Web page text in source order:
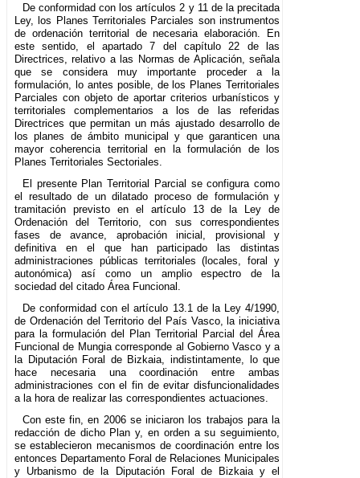
De conformidad con los artículos 2 y 11 de la precitada
Ley, los Planes Territoriales Parciales son instrumentos
de ordenación territorial de necesaria elaboración. En
este sentido, el apartado 7 del capítulo 22 de las
Directrices, relativo a las Normas de Aplicación, señala
que se considera muy importante proceder a la
formulación, lo antes posible, de los Planes Territoriales
Parciales con objeto de aportar criterios urbanísticos y
territoriales complementarios a los de las referidas
Directrices que permitan un más ajustado desarrollo de
los planes de ámbito municipal y que garanticen una
mayor coherencia territorial en la formulación de los
Planes Territoriales Sectoriales.
El presente Plan Territorial Parcial se configura como
el resultado de un dilatado proceso de formulación y
tramitación previsto en el artículo 13 de la Ley de
Ordenación del Territorio, con sus correspondientes
fases de avance, aprobación inicial, provisional y
definitiva en el que han participado las distintas
administraciones públicas territoriales (locales, foral y
autonómica) así como un amplio espectro de la
sociedad del citado Área Funcional.
De conformidad con el artículo 13.1 de la Ley 4/1990,
de Ordenación del Territorio del País Vasco, la iniciativa
para la formulación del Plan Territorial Parcial del Área
Funcional de Mungia corresponde al Gobierno Vasco y a
la Diputación Foral de Bizkaia, indistintamente, lo que
hace necesaria una coordinación entre ambas
administraciones con el fin de evitar disfuncionalidades
a la hora de realizar las correspondientes actuaciones.
Con este fin, en 2006 se iniciaron los trabajos para la
redacción de dicho Plan y, en orden a su seguimiento,
se establecieron mecanismos de coordinación entre los
entonces Departamento Foral de Relaciones Municipales
y Urbanismo de la Diputación Foral de Bizkaia y el